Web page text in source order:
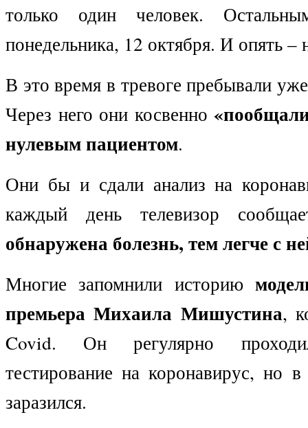
только один человек.
понедельника, 12 октября. И опять –
В это время в тревоге пребывали
Через него они косвенно
нулевым пациентом.
Они бы и сдали анализ на
каждый день телевизор
обнаружена болезнь, тем легче с
Многие запомнили историю
премьера Михаила Мишустина,
Covid. Он регулярно
тестирование на коронавирус, но
заразился.